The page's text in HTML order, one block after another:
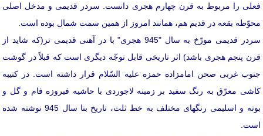
فعلی را مربوط به قرن چهارم هجری دانست. سردر قدیمی و مدخل اصلی
محوّطه بقعه در قدیم هم، همانند امروز از همین سمت شمال بوده است.
سردر قدیمی مورّخ به سال "945 هجری" با در آهنی قدیمی تر(كه شاید از
قرن پنجم هجری باشد) اثر تاریخی قابل توجّه دیگری است كه قبلاً در گوشت
جنوب غربی صحن امامزاده حمزه علیه السّلام قرار داشته است. در كتیبه
كاشی معرّق به رنگ سفید بر زمینه لاجوردی با حاشیه فیروزه فام و گل و
بوته و اسلیمی رنگهای مختلف به خط ثلث، تاریخ بنا سال 945 نوشته شده
است.